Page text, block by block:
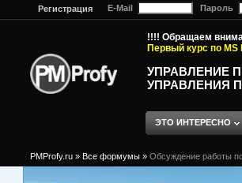
Регистрация E-Mail Пароль
!!!! Обращаем
Первый курс по
УПРАВЛЕНИЕ
УПРАВЛЕНИЯ
ЭТО ИНТЕРЕСНО
PMProfy.ru » Все формумы » Обсуждение работы